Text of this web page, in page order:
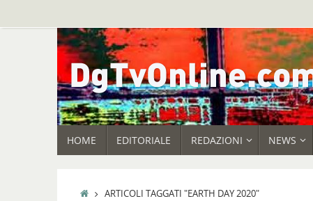
HOME EDITORIALE REDAZIONI NEWS
HOMEARTICOLI TAGGATI "EARTH DAY 2020"